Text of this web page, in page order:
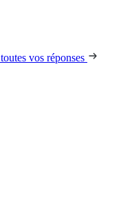
vos réponses